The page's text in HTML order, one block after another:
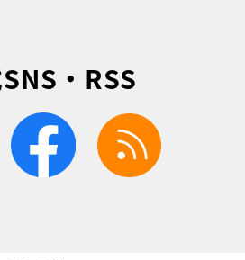
・RSS
twitter facebook